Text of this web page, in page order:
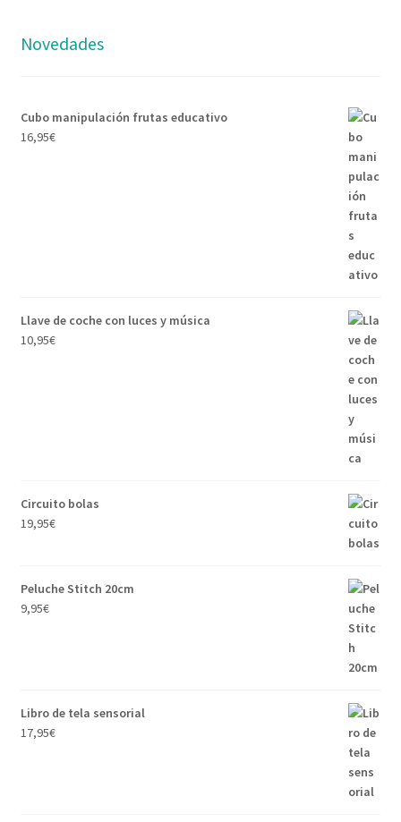
Novedades
Cubo manipulación frutas educativo
16,95€
Llave de coche con luces y música
10,95€
Circuito bolas
19,95€
Peluche Stitch 20cm
9,95€
Libro de tela sensorial
17,95€